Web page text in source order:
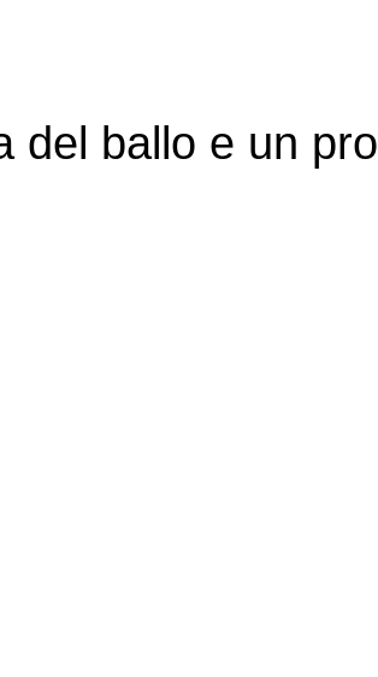
del ballo e un